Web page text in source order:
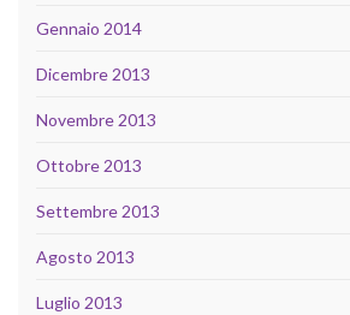
Gennaio 2014
Dicembre 2013
Novembre 2013
Ottobre 2013
Settembre 2013
Agosto 2013
Luglio 2013